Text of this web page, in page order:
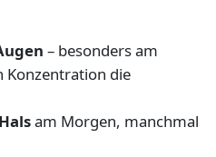
– besonders am
Konzentration die
am Morgen, manchmal